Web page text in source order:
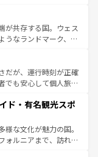
しみ方が可能だ。さ
れており、どの街角に
パリ以外の個性あふ
きることがない。ベ
のアルプスの絶景、そ
た風景は必見。ビール
お、新着の
してほしい。
が共存する国。ウェス
うなランドマーク、歴
優雅なアフタヌーン
英国パブ、サッカー観
も豊富。イギリスを旅
だが、運行時刻が正確
でも安心して個人旅行
ならではのユニークな
く町歩きも満喫する
物価も高いが、旅行
あり、うまく活用すれ
ド・有名観光スポ
な文化が魅力の国。
ォルニアまで、訪れる